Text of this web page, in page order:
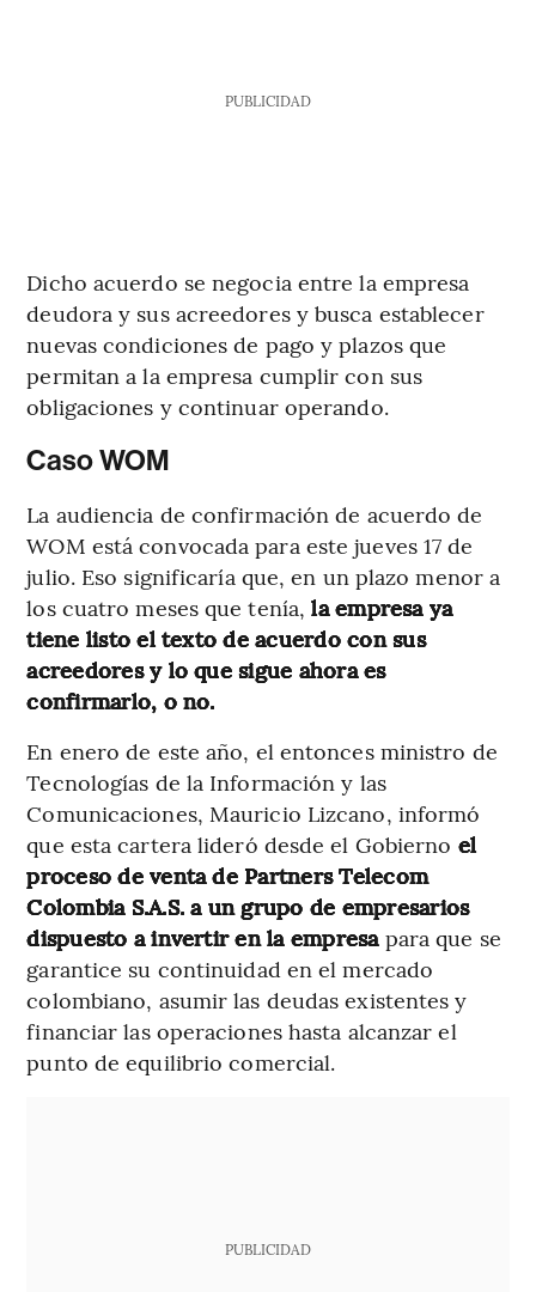
PUBLICIDAD
Dicho acuerdo se negocia entre la empresa
deudora y sus acreedores y busca establecer
nuevas condiciones de pago y plazos que
permitan a la empresa cumplir con sus
obligaciones y continuar operando.
Caso WOM
La audiencia de confirmación de acuerdo de
WOM está convocada para este jueves 17 de
julio. Eso significaría que, en un plazo menor a
los cuatro meses que tenía, la empresa ya
tiene listo el texto de acuerdo con sus
acreedores y lo que sigue ahora es
confirmarlo, o no.
En enero de este año, el entonces ministro de
Tecnologías de la Información y las
Comunicaciones, Mauricio Lizcano, informó
que esta cartera lideró desde el Gobierno el
proceso de venta de Partners Telecom
Colombia S.A.S. a un grupo de empresarios
dispuesto a invertir en la empresapara que se
garantice su continuidad en el mercado
colombiano, asumir las deudas existentes y
financiar las operaciones hasta alcanzar el
punto de equilibrio comercial.
PUBLICIDAD